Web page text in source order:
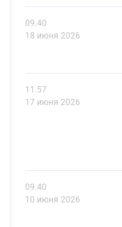
09.40
18 июня 2026
11.57
17 июня 2026
09.40
10 июня 2026